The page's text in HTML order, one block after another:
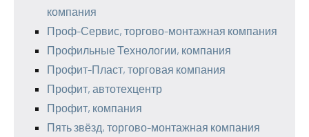
компания
Проф-Сервис, торгово-монтажная компания
Профильные Технологии, компания
Профит-Пласт, торговая компания
Профит, автотехцентр
Профит, компания
Пять звёзд, торгово-монтажная компания